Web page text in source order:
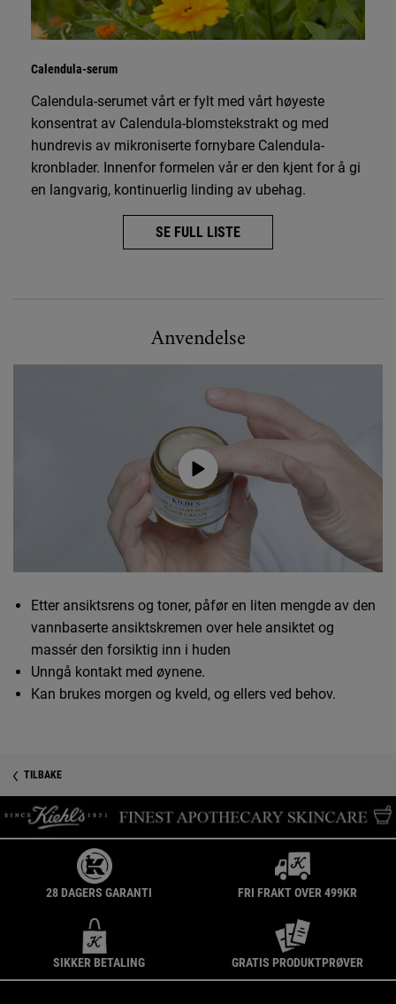
Calendula-serum
Calendula-serumet vårt er fylt med vårt høyeste
konsentrat av Calendula-blomstekstrakt og med
hundrevis av mikroniserte fornybare Calendula-
kronblader. Innenfor formelen vår er den kjent for å gi
en langvarig, kontinuerlig linding av ubehag.
SE FULL LISTE
Anvendelse
Etter ansiktsrens og toner, påfør en liten mengde av den
vannbaserte ansiktskremen over hele ansiktet og
massér den forsiktig inn i huden
Unngå kontakt med øynene.
Kan brukes morgen og kveld, og ellers ved behov.
TILBAKE
28 DAGERS GARANTI FRI FRAKT OVER 499KR
SIKKER BETALING GRATIS PRODUKTPRØVER